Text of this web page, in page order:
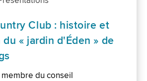
Club : histoire et
« jardin d'Éden » de
du conseil